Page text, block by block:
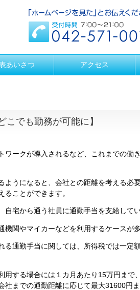
あいさつ アクセス
こでも勤務が可能に】
ークが導入されるなど、これまでの働
ようになると、会社との距離を考える必
ることができます。
宅から通う社員に通勤手当を支給してい
関やマイカーなどを利用するケースが多
通勤手当に関しては、所得税では一定
用する場合には１カ月あたり15万円まで
社までの通勤距離に応じて最大31600円